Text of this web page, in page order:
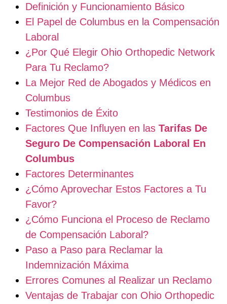
Definición y Funcionamiento Básico
El Papel de Columbus en la Compensación
Laboral
¿Por Qué Elegir Ohio Orthopedic Network
Para Tu Reclamo?
La Mejor Red de Abogados y Médicos en
Columbus
Testimonios de Éxito
Factores Que Influyen en las Tarifas De
Seguro De Compensación Laboral En
Columbus
Factores Determinantes
¿Cómo Aprovechar Estos Factores a Tu
Favor?
¿Cómo Funciona el Proceso de Reclamo
de Compensación Laboral?
Paso a Paso para Reclamar la
Indemnización Máxima
Errores Comunes al Realizar un Reclamo
Ventajas de Trabajar con Ohio Orthopedic